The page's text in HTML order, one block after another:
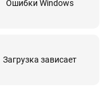
Ошибки Windows
Загрузка зависает